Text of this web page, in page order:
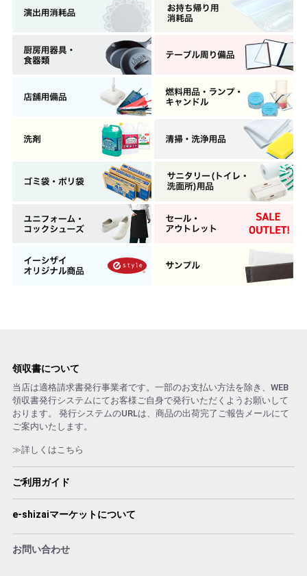
領収書について
当店は適格請求書発行事業者です。一部のお支払い方法を除き、WEB
領収書発行システムにてお客様ご自身で発行いただくようお願いして
おります。 発行システムのURLは、商品の出荷完了ご報告メールにて
ご案内いたします。
≫詳しくはこちら
ご利用ガイド
e-shizaiマーケットについて
お問い合わせ